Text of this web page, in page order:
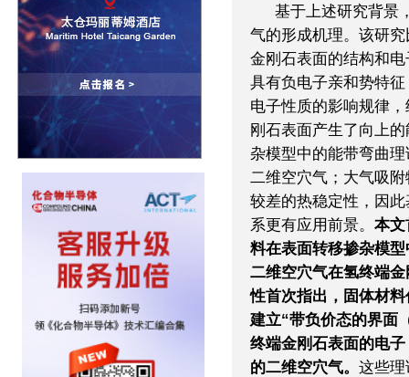
基于上述研究背景
气的形成机理。该研
金刚石表面的结构和
具有负电子亲和势特
电子性质的影响规律
刚石表面产生了向上
杂模型中的能带弯曲
二维空穴气；大气吸
较差的热稳定性，因
系更有应用前景。 本文
料在表面转移掺杂模
二维空穴气在氢终端
性首次指出，固体材
建立“带负价态的界面
终端金刚石表面的电
的二维空穴气。 这些